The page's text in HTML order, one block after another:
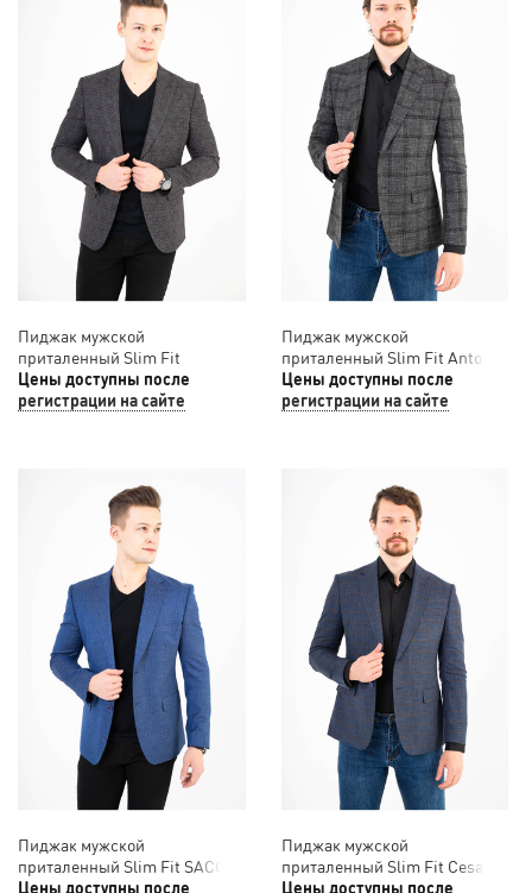
Пиджак мужской
приталенный Slim Fit
SLAVASIO 12/047
Цены доступны после
регистрации на сайте
Пиджак мужской
приталенный Slim Fit Antonio
Rossi 12/046
Цены доступны после
регистрации на сайте
Пиджак мужской
приталенный Slim Fit SACO
12/045
Цены доступны после
Пиджак мужской
приталенный Slim Fit Cesare
Mariano 12/044
Цены доступны после